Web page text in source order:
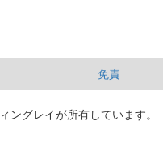
免責
ングレイが所有しています。